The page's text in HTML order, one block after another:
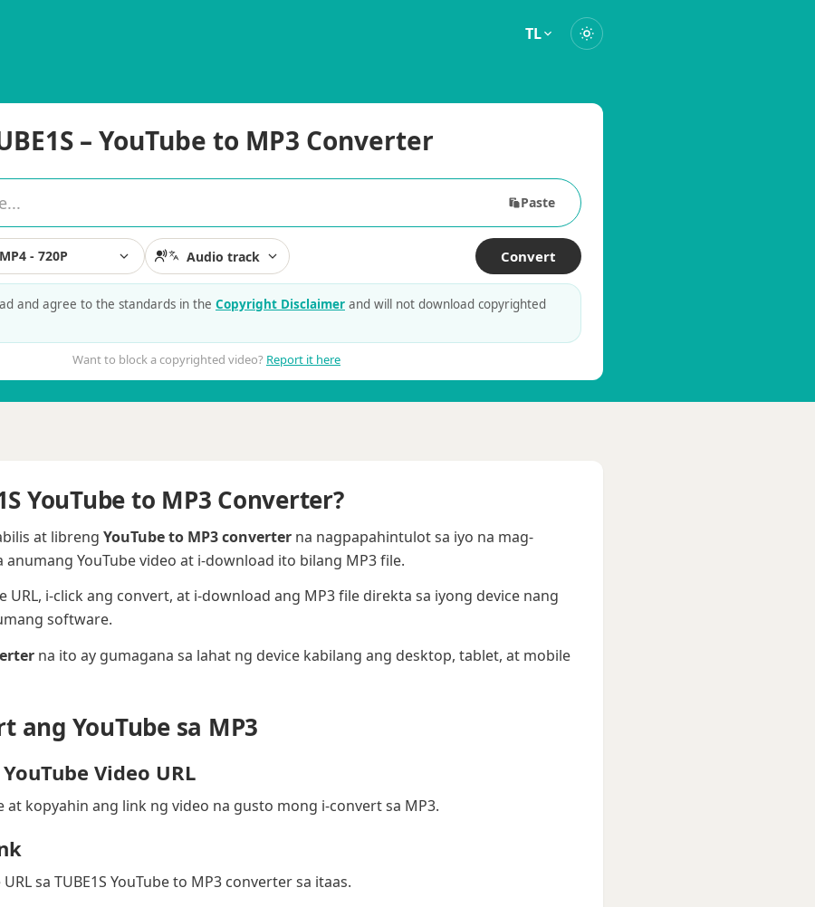
TL
– YouTube to MP3 Converter
Paste
MP4 - 720P Audio track Convert
and agree to the standards in the Copyright Disclaimer and will not download copyrighted
Want to block a copyrighted video? Report it here
YouTube to MP3 Converter?
at libreng YouTube to MP3 converterna nagpapahintulot sa iyo na mag-
YouTube video at i-download ito bilang MP3 file.
URL, i-click ang convert, at i-download ang MP3 file direkta sa iyong device nang
software.
na ito ay gumagana sa lahat ng device kabilang ang desktop, tablet, at mobile
ang YouTube sa MP3
Video URL
at kopyahin ang link ng video na gusto mong i-convert sa MP3.
sa TUBE1S YouTube to MP3 converter sa itaas.